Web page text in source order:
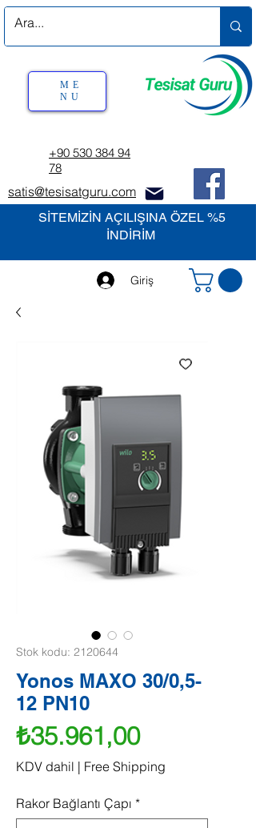
SİTEMİZİN AÇILIŞINA ÖZEL %5
İNDİRİM
+90 530 384 94
78
satis@tesisatguru.com
Giriş
ME
NU
Stok kodu: 2120644
Yonos MAXO 30/0,5-
12 PN10
₺35.961,00Fiyat
KDV dahil | Free Shipping
Rakor Bağlantı Çapı *